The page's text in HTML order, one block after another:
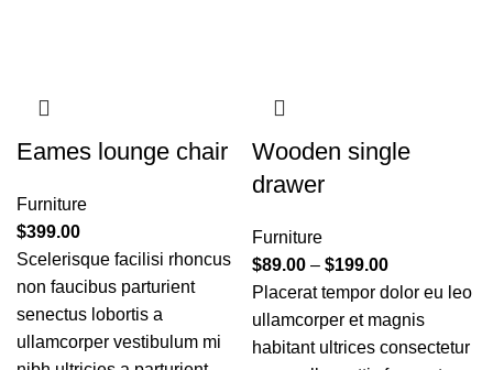
Eames lounge chair
Furniture
$399.00
Scelerisque facilisi rhoncus
non faucibus parturient
senectus lobortis a
ullamcorper vestibulum mi
Wooden single
drawer
Furniture
$89.00 – $199.00
Placerat tempor dolor eu leo
ullamcorper et magnis
habitant ultrices consectetur